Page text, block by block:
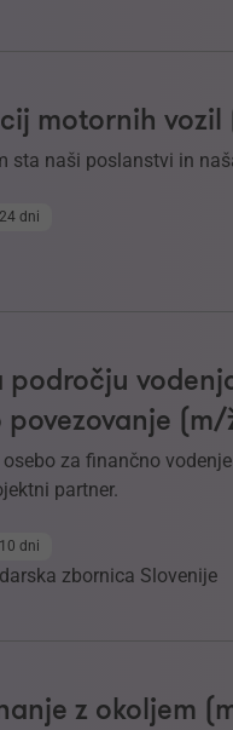
motornih vozil
sta naši poslanstvi in
dni
področju
(m/
za finančno
partner.
dni
zbornica Slovenije
z okoljem